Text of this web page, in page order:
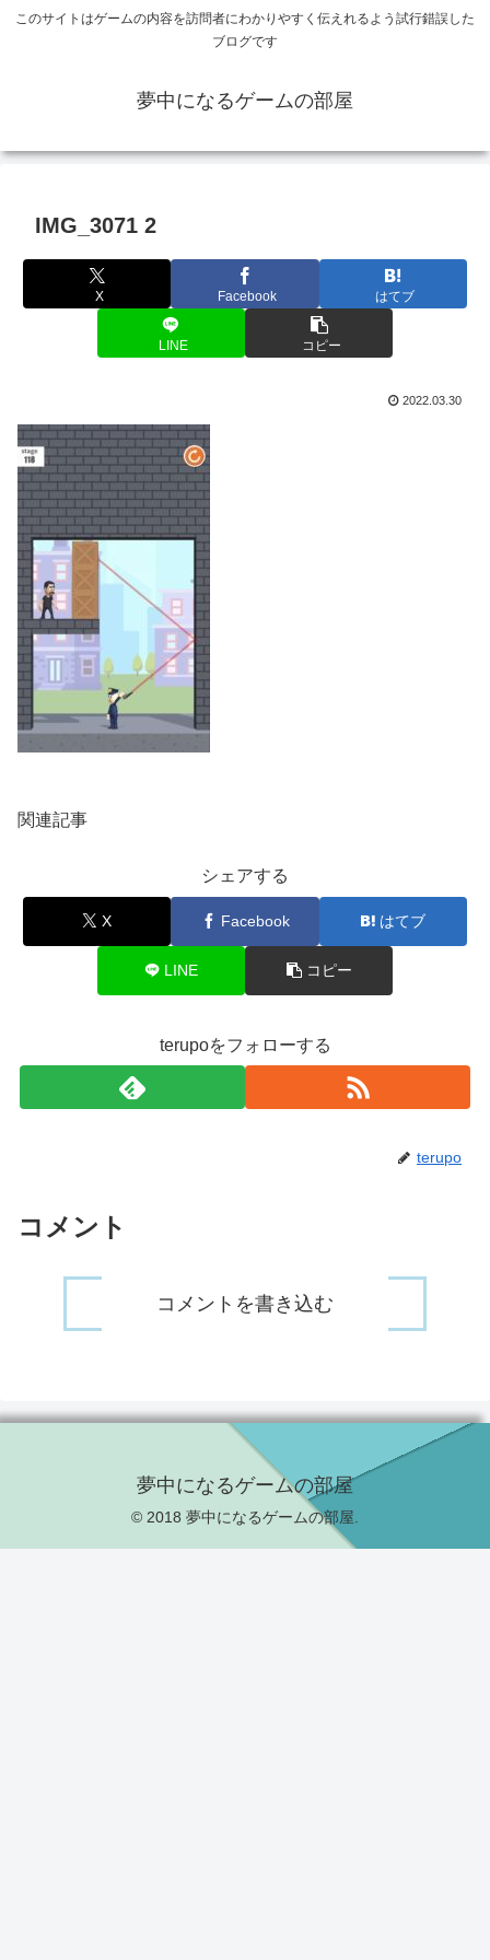
このサイトはゲームの内容を訪問者にわかりやすく伝えれるよう試行錯誤した
ブログです
夢中になるゲームの部屋
IMG_3071 2
X Facebook はてブ
LINE コピー
2022.03.30
関連記事
シェアする
X Facebook はてブ
LINE コピー
terupoをフォローする
terupo
コメント
コメントを書き込む
夢中になるゲームの部屋
© 2018 夢中になるゲームの部屋.